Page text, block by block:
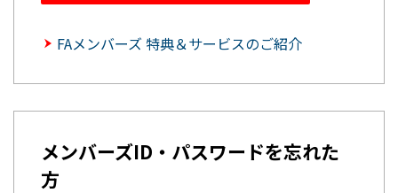
FAメンバーズ 特典＆サービスのご紹介
メンバーズID・パスワードを忘れた
方